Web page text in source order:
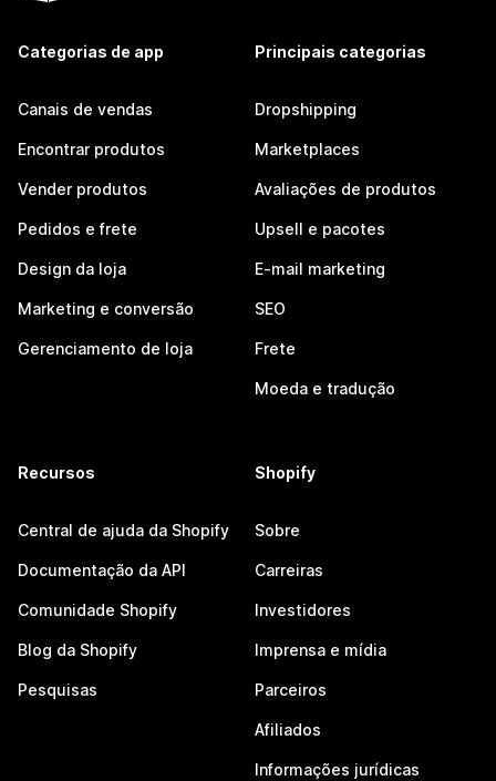
Categorias de app
Canais de vendas
Encontrar produtos
Vender produtos
Pedidos e frete
Design da loja
Marketing e conversão
Gerenciamento de loja
Principais categorias
Dropshipping
Marketplaces
Avaliações de produtos
Upsell e pacotes
E-mail marketing
SEO
Frete
Moeda e tradução
Recursos
Central de ajuda da Shopify
Documentação da API
Comunidade Shopify
Blog da Shopify
Pesquisas
Shopify
Sobre
Carreiras
Investidores
Imprensa e mídia
Parceiros
Afiliados
Informações jurídicas